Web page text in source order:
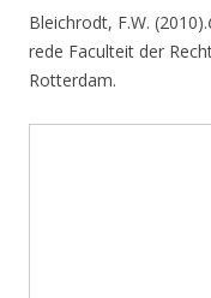
Bleichrodt, F.W. (2010).
rede Faculteit der
Rotterdam.